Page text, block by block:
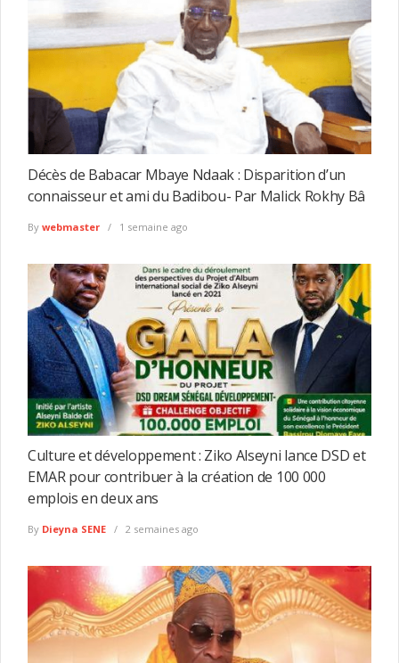
Décès de Babacar Mbaye Ndaak : Disparition d’un
connaisseur et ami du Badibou- Par Malick Rokhy Bâ
By webmaster 1 semaine ago
Culture et développement : Ziko Alseyni lance DSD et
EMAR pour contribuer à la création de 100 000
emplois en deux ans
By Dieyna SENE 2 semaines ago